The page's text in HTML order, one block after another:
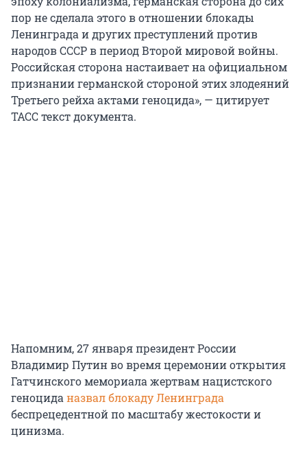
пор не сделала этого в отношении блокады
Ленинграда и других преступлений против
народов СССР в период Второй мировой войны.
Российская сторона настаивает на официальном
признании германской стороной этих злодеяний
Третьего рейха актами геноцида», — цитирует
ТАСС текст документа.
Напомним, 27 января президент России
Владимир Путин во время церемонии открытия
Гатчинского мемориала жертвам нацистского
геноцида назвал блокаду Ленинграда
беспрецедентной по масштабу жестокости и
цинизма.